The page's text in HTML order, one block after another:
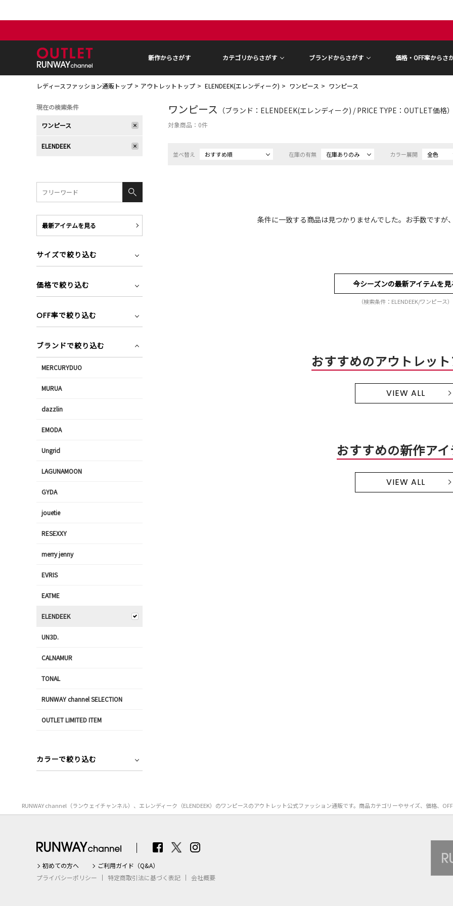
新作からさがす カテゴリからさがす ブランドからさがす 価格・OFF率からさ
レディースファッション通販トップ アウトレットトップ ELENDEEK(エレンディーク) ワンピース ワンピース
ワンピース （ブランド：ELENDEEK(エレンディーク) / PRICE TYPE：OUTLET価格）
対象商品： 0件
並べ替え おすすめ順 在庫の有無 在庫ありのみ カラー展開 全色
条件に一致する商品は見つかりませんでした。お手数ですが
今シーズンの最新アイテムを見
（検索条件：ELENDEEK/ワンピース）
おすすめのアウトレッ
VIEW ALL
おすすめの新作ア
VIEW ALL
現在の検索条件
ワンピース
ELENDEEK
最新アイテムを見る
サイズで絞り込む
価格で絞り込む
OFF率で絞り込む
ブランドで絞り込む
MERCURYDUO
MURUA
dazzlin
EMODA
Ungrid
LAGUNAMOON
GYDA
jouetie
RESEXXY
merry jenny
EVRIS
EATME
ELENDEEK
UN3D.
CALNAMUR
TONAL
RUNWAY channel SELECTION
OUTLET LIMITED ITEM
カラーで絞り込む
RUNWAY channel（ランウェイチャンネル）、エレンディーク（ELENDEEK）のワンピースのアウトレット公式ファッション通販です。商品カテゴリーやサイズ、価格、
初めての方へ
ご利用ガイド（Q&A）
プライバシーポリシー
特定商取引法に基づく表記 会社概要